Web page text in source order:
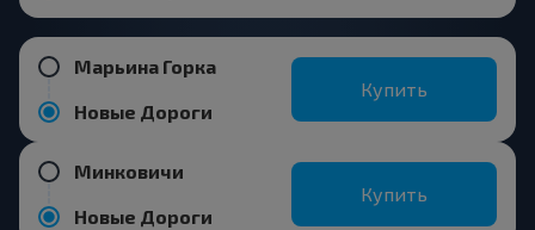
Марьина Горка
Новые Дороги
Купить
Минковичи
Новые Дороги
Купить